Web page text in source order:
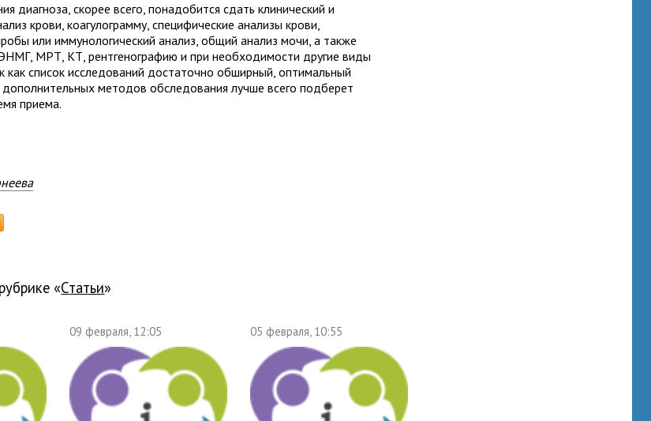
диагноза, скорее всего, понадобится сдать клинический и
крови, коагулограмму, специфические анализы крови,
или иммунологический анализ, общий анализ мочи, а также
МРТ, КТ, рентгенографию и при необходимости другие виды
как список исследований достаточно обширный, оптимальный
методов обследования лучше всего подберет
приема.
« Статьи»
09 февраля, 12:05 05 февраля, 10:55